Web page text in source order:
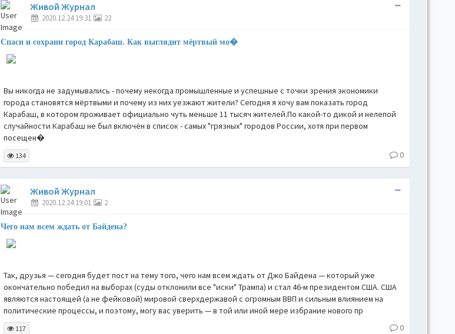
Живой Журнал
2020.12.24 19:31 22
Спаси и сохрани город Карабаш. Как выглядит мёртвый мо�
Вы никогда не задумывались - почему некогда промышленные и успешные с точки зрения экономики
города становятся мёртвыми и почему из них уезжают жители? Сегодня я хочу вам показать город
Карабаш, в котором проживает официально чуть меньше 11 тысяч жителей.По какой-то дикой и нелепой
случайности Карабаш не был включён в список - самых "грязных" городов России, хотя при первом
посещен�
134 0
Живой Журнал
2020.12.24 19:01 2
Чего нам всем ждать от Байдена?
Так, друзья — сегодня будет пост на тему того, чего нам всем ждать от Джо Байдена — который уже
окончательно победил на выборах (суды отклонили все "иски" Трампа) и стал 46-м президентом США. США
являются настоящей (а не фейковой) мировой сверхдержавой с огромным ВВП и сильным влиянием на
политические процессы, и поэтому, могу вас уверить — в той или иной мере избрание нового пр
117 0